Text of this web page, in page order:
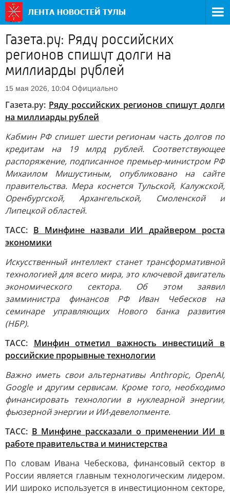
Газета.ру: Ряду российских
регионов спишут долги на
миллиарды рублей
15 мая 2026, 10:04 Официально
Газета.ру: Ряду российских регионов спишут долги
на миллиарды рублей
Кабмин РФ спишет шести регионам часть долгов по
кредитам на 19 млрд рублей. Соответствующее
распоряжение, подписанное премьер-министром РФ
Михаилом Мишустиным, опубликовано на сайте
правительства. Мера коснется Тульской, Калужской,
Оренбургской, Архангельской, Смоленской и
Липецкой областей.
ТАСС: В Минфине назвали ИИ драйвером роста
экономики
Искусственный интеллект станет трансформативной
технологией для всего мира, это ключевой двигатель
экономического сектора. Об этом заявил
замминистра финансов РФ Иван Чебесков на
семинаре управляющих Нового банка развития
(НБР).
ТАСС: Минфин отметил важность инвестиций в
российские прорывные технологии
Важно иметь свои альтернативы Anthropic, OpenAI,
Google и другим сервисам. Кроме того, необходимо
финансировать технологии в нуклеарной энергии,
фьюзерной энергии и ИИ-девелопменте.
ТАСС: В Минфине рассказали о применении ИИ в
работе правительства и министерства
По словам Ивана Чебескова, финансовый сектор в
России является главным технологическим лидером.
ИИ широко используется в инвестиционном секторе,